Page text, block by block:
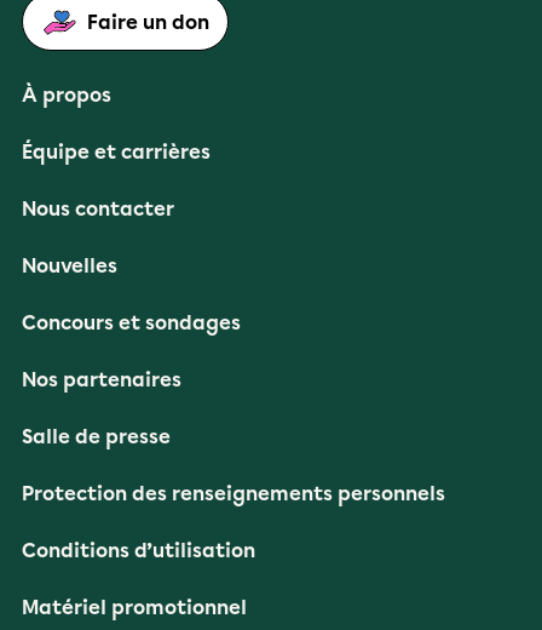
Faire un don
À propos
Équipe et carrières
Nous contacter
Nouvelles
Concours et sondages
Nos partenaires
Salle de presse
Protection des renseignements personnels
Conditions d’utilisation
Matériel promotionnel